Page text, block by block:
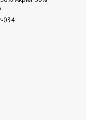
034